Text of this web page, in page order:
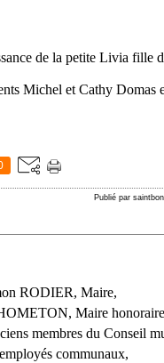
de la petite Livia fille
Michel et Cathy Domas
Publié par
RODIER, Maire,
Maire
membres du Conseil
communaux,